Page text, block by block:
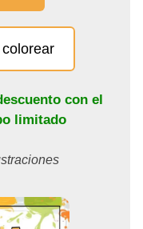
con el
limitado